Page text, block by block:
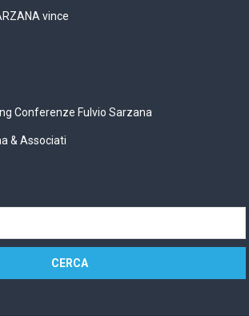
vince
Conferenze Fulvio Sarzana
& Associati